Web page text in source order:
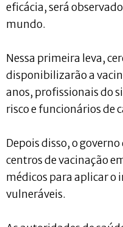
eficácia, será
mundo.
Nessa primeira leva,
disponibilizarão a
anos, profissionais do
risco e funcionários de
Depois disso, o
centros de vacinação
médicos para aplicar o
vulneráveis.